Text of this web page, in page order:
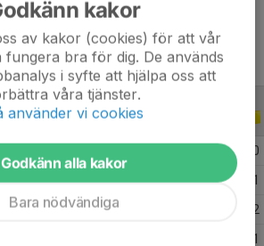
ÅR
0 0
22 4 2 1
2
1
kakor
av kakor (cookies) för att vår
fungera bra för dig. De används
i syfte att hjälpa oss att
våra tjänster.
använder vi cookies
Godkänn alla kakor
Bara nödvändiga